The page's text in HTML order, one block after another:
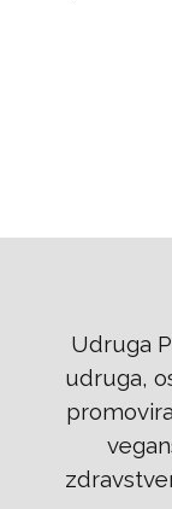
Udruga
udruga,